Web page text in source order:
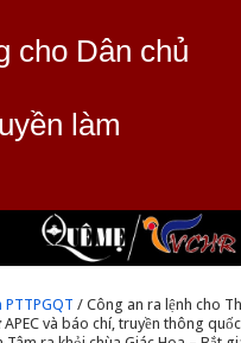
cho Dân chủ
làm
PTTPGQT / Công an ra lệnh cho
và báo chí, truyền thông